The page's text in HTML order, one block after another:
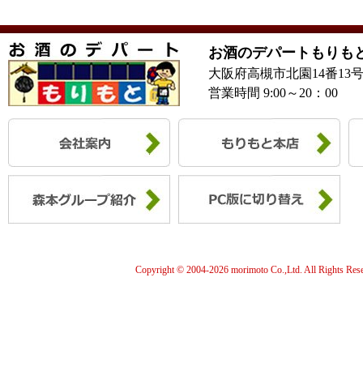
お酒のデパートもりも
大阪府高槻市北園14番13
営業時間 9:00～20：00
Copyright © 2004-2026 morimoto Co.,Ltd. All Rights